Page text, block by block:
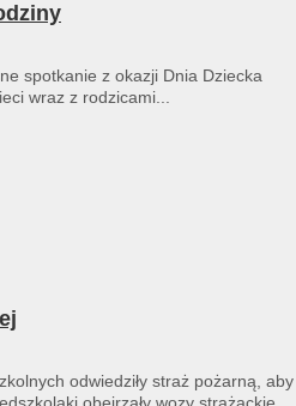
spotkanie z okazji Dnia Dziecka
wraz z rodzicami...
odwiedziły straż pożarną, aby